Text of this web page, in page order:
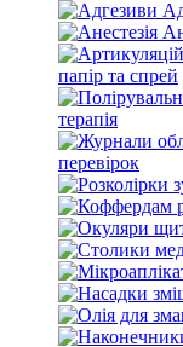
папір та спрей
терапія
перевірок